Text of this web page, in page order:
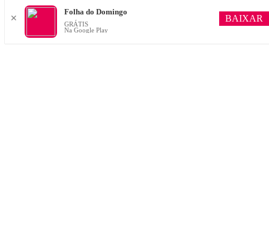
✕
Folha do Domingo
GRÁTIS
Na Google Play
BAIXAR